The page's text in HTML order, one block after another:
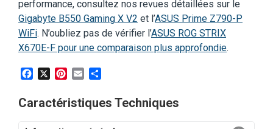
performance, consultez nos revues détaillées sur le
Gigabyte B550 Gaming X V2 et l’ASUS Prime Z790-P
WiFi. N’oubliez pas de vérifier l’ASUS ROG STRIX
X670E-F pour une comparaison plus approfondie.
FacebookPinterest
Email
Caractéristiques Techniques